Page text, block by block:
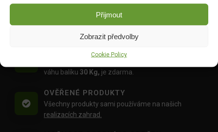
Přijmout
Zobrazit předvolby
Cookie Policy
29.00Kč
49.00Kč
DOPRAVA ZDARMA OD 1500 KČ
váhu balíku 30 Kg, je zdarma.
OVĚŘENÉ PRODUKTY
Všechny produkty sami používáme na našich
realizacích zahrad.